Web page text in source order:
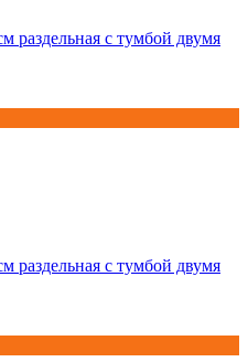
с тумбой двумя
с тумбой двумя